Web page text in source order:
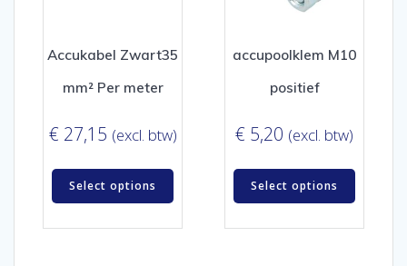
Accukabel Zwart35
mm² Per meter
€ 27,15 (excl. btw)
Select options
accupoolklem M10
positief
€ 5,20 (excl. btw)
Select options